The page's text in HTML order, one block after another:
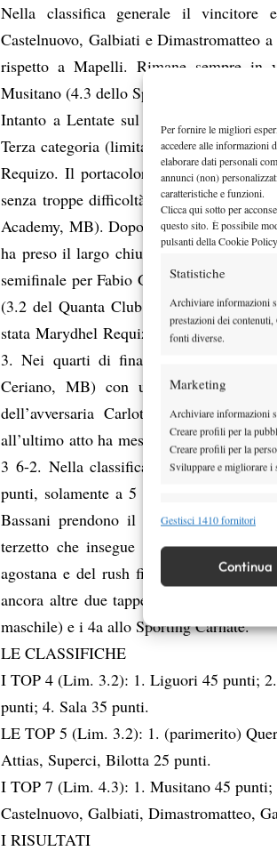
Per fornire le migliori
accedere alle informazioni
elaborare dati personali
annunci (non)
caratteristiche e funzioni.
Clicca qui sotto per
questo sito. È possibile
pulsanti della Cookie
Statistiche
Archiviare informazioni
prestazioni dei
fonti diverse.
Marketing
Archiviare informazioni
Creare profili per la
Creare profili per la
Sviluppare e migliorare i
Funzionalità
Identificare i dispositivi
Garantire la
Erogare e
Gestisci 1410 fornitori
Continua
Nella classifica generale il vincitore
Castelnuovo, Galbiati e Dimastromatteo
rispetto a Mapelli. Rimane sempre in
Musitano (4.3 dello Sporting Milanino).
Intanto a Lentate sul Seveso, sui campi
Terza categoria (limitati al gruppo 3.2)
Requizo. Il portacolori del Tennis Club
senza troppe difficoltà superando in
Academy, MB). Dopo un primo set
ha preso il largo chiudendo la sfida col
semifinale per Fabio Grassi (3.3 del
(3.2 del Quanta Club di Milano). Come
stata Marydhel Requizo (3.3 del Tennis
3. Nei quarti di finale ha sconfitto
Ceriano, MB) con un doppio 6-4,
dell’avversaria Carlotta Querin (3.2
all’ultimo atto ha messo k.o. Roberta
3 6-2. Nella classifica maschile i due
punti, solamente a 5 lunghezze da
Bassani prendono il comando con 35
terzetto che insegue a 10 punti.Manca
agostana e del rush finale di
ancora altre due tappe: in campo i 3
maschile) e i 4aallo Sporting Carnate.
LE CLASSIFICHE
I TOP 4 (Lim. 3.2): 1.Liguori 45 punti;
punti; 4.Sala 35 punti.
LE TOP 5 (Lim. 3.2): 1. (parimerito)
Attias, Superci, Bilotta25 punti.
I TOP 7 (Lim. 4.3): 1.Musitano 45
Castelnuovo, Galbiati, Dimastromatteo,
I RISULTATI